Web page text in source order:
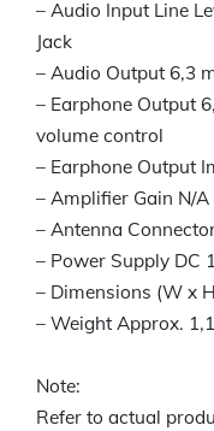
– Audio Input Line
Jack
– Audio Output 6,3
– Earphone Output
volume control
– Earphone Output
– Amplifier Gain N/A
– Antenna
– Power Supply DC
– Dimensions (W x
– Weight Approx.
Note:
Refer to actual